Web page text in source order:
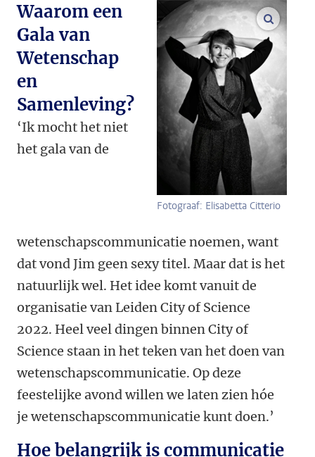
Fotograaf: Elisabetta Citterio
Waarom een
Gala van
Wetenschap
en
Samenleving?
‘Ik mocht het niet
het gala van de
wetenschapscommunicatie noemen, want
dat vond Jim geen sexy titel. Maar dat is het
natuurlijk wel. Het idee komt vanuit de
organisatie van Leiden City of Science
2022. Heel veel dingen binnen City of
Science staan in het teken van het doen van
wetenschapscommunicatie. Op deze
feestelijke avond willen we laten zien hóe
je wetenschapscommunicatie kunt doen.’
Hoe belangrijk is communicatie